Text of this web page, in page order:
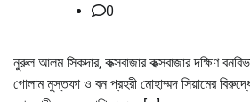
0
নুরুল আলম সিকদার, কক্সবাজার কক্সবাজার দক্ষিণ
গোলাম মুস্তফা ও বন প্রহরী মোহাম্মদ সিয়ামের